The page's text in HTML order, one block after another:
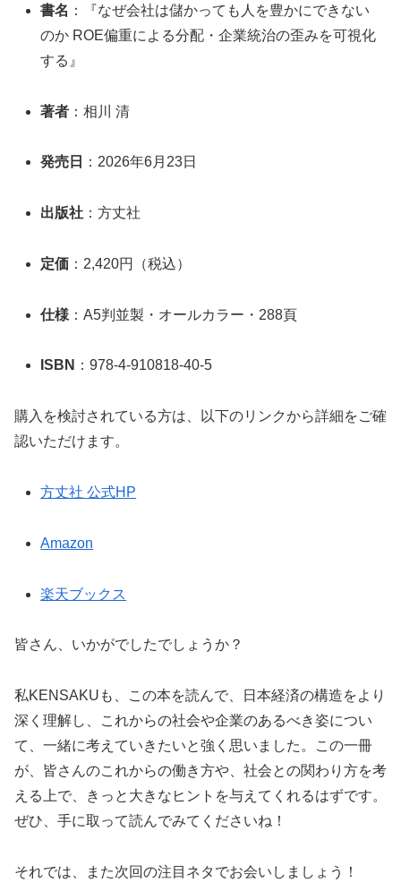
書名 ：『なぜ会社は儲かっても人を豊かにできない
のか ROE偏重による分配・企業統治の歪みを可視化
する』
著者 ：相川 清
発売日 ：2026年6月23日
出版社 ：方丈社
定価 ：2,420円（税込）
仕様 ：A5判並製・オールカラー・288頁
ISBN ：978-4-910818-40-5
購入を検討されている方は、以下のリンクから詳細をご確
認いただけます。
方丈社 公式HP
Amazon
楽天ブックス
皆さん、いかがでしたでしょうか？
私KENSAKUも、この本を読んで、日本経済の構造をより
深く理解し、これからの社会や企業のあるべき姿につい
て、一緒に考えていきたいと強く思いました。この一冊
が、皆さんのこれからの働き方や、社会との関わり方を考
える上で、きっと大きなヒントを与えてくれるはずです。
ぜひ、手に取って読んでみてくださいね！
それでは、また次回の注目ネタでお会いしましょう！